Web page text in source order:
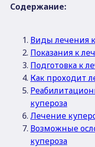
Содержание:
Виды лечения
Показания к
Подготовка к
Как проходит
купероза
Лечение
Возможные
купероза